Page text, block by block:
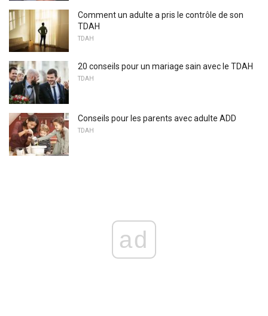
Comment un adulte a pris le contrôle de son
TDAH
TDAH
20 conseils pour un mariage sain avec le TDAH
TDAH
Conseils pour les parents avec adulte ADD
TDAH
ad